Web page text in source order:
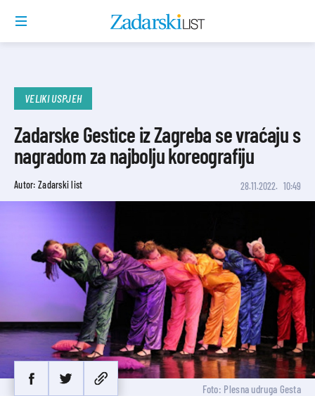
VELIKI USPJEH
Zadarske Gestice iz Zagreba se vraćaju s
nagradom za najbolju koreografiju
Autor: Zadarski list 28.11.2022. 10:49
Foto: Plesna udruga Gesta